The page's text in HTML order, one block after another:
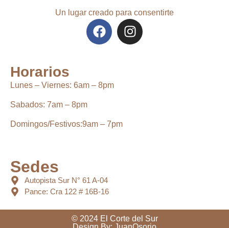
Un lugar creado para consentirte
Horarios
Lunes – Viernes: 6am – 8pm
Sabados: 7am – 8pm
Domingos/Festivos:9am – 7pm
Sedes
Autopista Sur N° 61 A-04
Pance: Cra 122 # 16B-16
© 2024 El Corte del Sur